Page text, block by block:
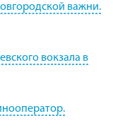
важни.
вокзала в